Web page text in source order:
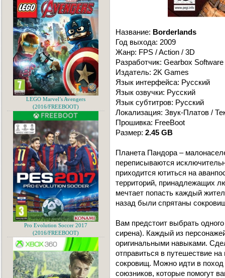
Название: Borderlands
Год выхода: 2009
Жанр: FPS / Action / 3D
Разработчик: Gearbox Software
Издатель: 2K Games
Язык интерфейса: Русский
Язык озвучки: Русский
Язык субтитров: Русский
Локализация: Звук-Платов /
Прошивка: FreeBoot
Размер: 2.45 GB
Планета Пандора –
переписываются
приходится ютиться на
территорий, принадлежащих
мечтает попасть каждый
назад были спрятаны
Вам предстоит выбрать
сирена). Каждый из
оригинальными навыками.
отправиться в путешествие
сокровищ. Можно идти в поход
союзников, которые помогут
LEGO Marvel’s Avengers
(2016/FREEBOOT)
Pro Evolution Soccer 2017
(2016/FREEBOOT)